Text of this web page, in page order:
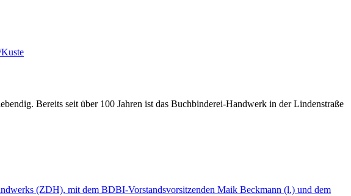
Bereits seit über 100 Jahren ist das Buchbinderei-Handwerk in der Lindenstraße